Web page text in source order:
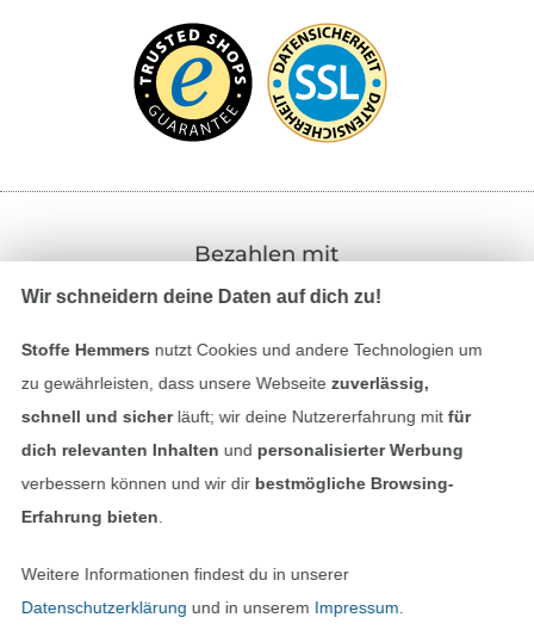
Bezahlen mit
Unsere Versandpartner
In den deutschen Shop wechseln (aktuell
Wir schneidern deine Daten auf dich zu!
Stoffe Hemmers nutzt Cookies und andere Technologien um
zu gewährleisten, dass unsere Webseite zuverlässig,
schnell und sicherläuft; wir deine Nutzererfahrung mitfür
dich relevanten Inhalten und personalisierter Werbung
verbessern können und wir dir bestmögliche Browsing-
Erfahrung bieten
Weitere Informationen findest du in unserer
Datenschutzerklärung und in unserem Impressum